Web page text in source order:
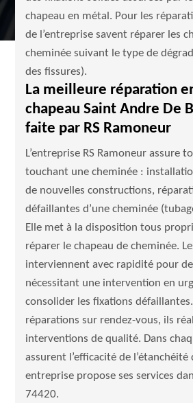
chapeau en métal. Pour les
de l’entreprise savent réparer les
cheminée suivant le type de
des fissures).
La meilleure réparation
chapeau Saint Andre De
faite par RS Ramoneur
L’entreprise RS Ramoneur assure
touchant une cheminée :
de nouvelles constructions,
défaillantes d’une cheminée
Elle met à la disposition tous
réparer le chapeau de cheminée.
interviennent avec rapidité pour
nécessitant une intervention en
consolider les fixations
réparations sur rendez-vous, ils
interventions de qualité. Dans
assurent l’efficacité de l’étanchéité
entreprise propose ses services
74420.